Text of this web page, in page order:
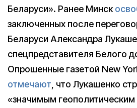
Беларуси». Ранее Минск
заключенных после
Беларуси Александра
спецпредставителя Белого
Опрошенные газетой New
отмечают, что Лукашенко
«значимым геополитическим